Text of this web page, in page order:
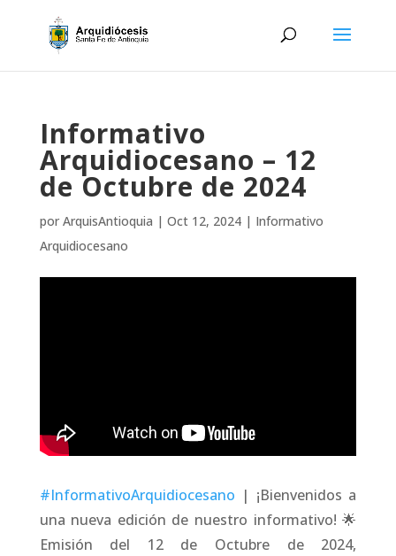
Informativo
Arquidiocesano – 12
de Octubre de 2024
por ArquisAntioquia | Oct 12, 2024| Informativo
Arquidiocesano
#InformativoArquidiocesano | ¡Bienvenidos a
una nueva edición de nuestro informativo! 🌟
Emisión del 12 de Octubre de 2024,